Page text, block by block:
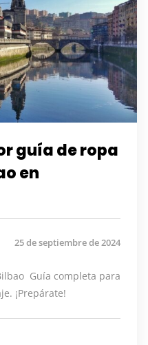
guía de ropa
en
25 de septiembre de 2024
Guía completa para
¡Prepárate!